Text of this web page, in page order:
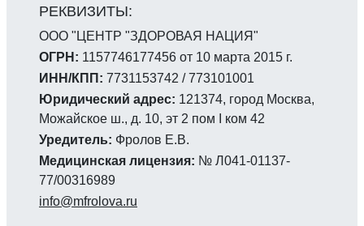
ООО "ЦЕНТР "ЗДОРОВАЯ НАЦИЯ"
ОГРН: 1157746177456 от 10 марта 2015 г.
ИНН/КПП: 7731153742 / 773101001
Юридический адрес: 121374, город Москва,
Можайское ш., д. 10, эт 2 пом I ком 42
Уредитель: Фролов Е.В.
Медицинская лицензия: № Л041-01137-
77/00316989
info@mfrolova.ru